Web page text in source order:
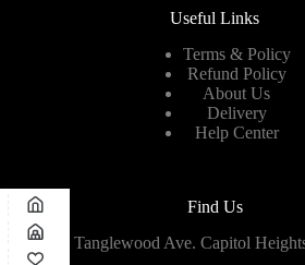
Useful Links
Terms & Policy
Refund Policy
About Us
Delivery
Help Center
Find Us
8911 Tanglewood Ave. Capitol